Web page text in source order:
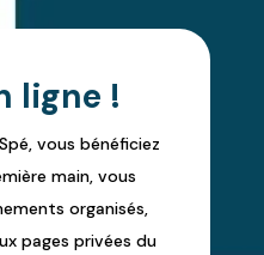
ligne !
vous bénéficiez
main, vous
organisés,
pages privées du